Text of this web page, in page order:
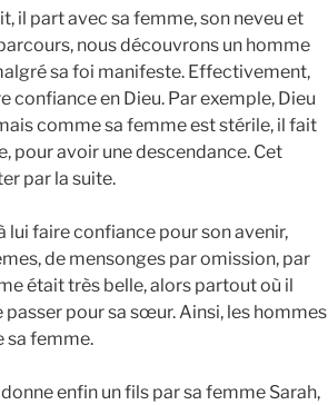
il part avec sa femme, son neveu et
nous découvrons un homme
sa foi manifeste. Effectivement,
confiance en Dieu. Par exemple, Dieu
comme sa femme est stérile, il fait
pour avoir une descendance. Cet
par la suite.
lui faire confiance pour son avenir,
de mensonges par omission, par
était très belle, alors partout où il
pour sa sœur. Ainsi, les hommes
sa femme.
enfin un fils par sa femme Sarah,